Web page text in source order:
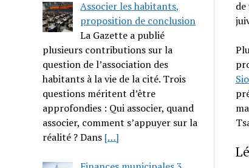
Associer les habitants,
proposition de conclusion
La Gazette a publié
plusieurs contributions sur la
question de l’association des
habitants à la vie de la cité. Trois
questions méritent d’être
approfondies : Qui associer, quand
associer, comment s’appuyer sur la
réalité ? Dans […]